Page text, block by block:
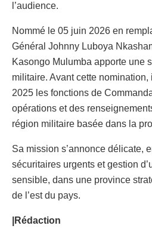
l’audience.
Nommé le 05 juin 2026 en
Général Johnny Luboya
Kasongo Mulumba apporte une
militaire. Avant cette
2025 les fonctions de
opérations et des
région militaire basée dans la
Sa mission s’annonce délicate,
sécuritaires urgents et gestion
sensible, dans une province
de l’est du pays.
|Rédaction